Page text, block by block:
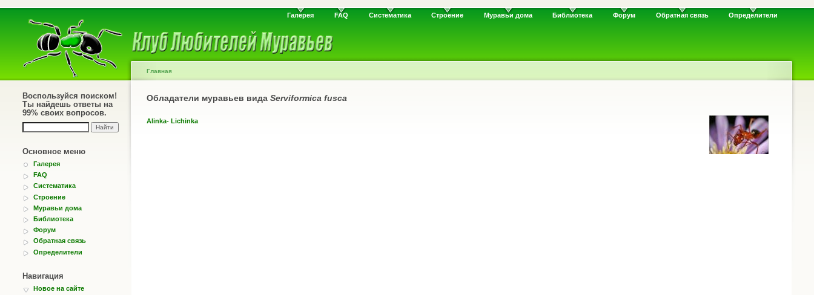
Галерея FAQ Систематика Строение Муравьи дома Библиотека Форум Обратная связь Определители
Воспользуйся поиском!
Ты найдешь ответы на
99% своих вопросов.
Основное меню
Галерея
FAQ
Систематика
Строение
Муравьи дома
Библиотека
Форум
Обратная связь
Определители
Навигация
Новое на сайте
Главная
Обладатели муравьев вида Serviformica fusсa
Alinka- Lichinka